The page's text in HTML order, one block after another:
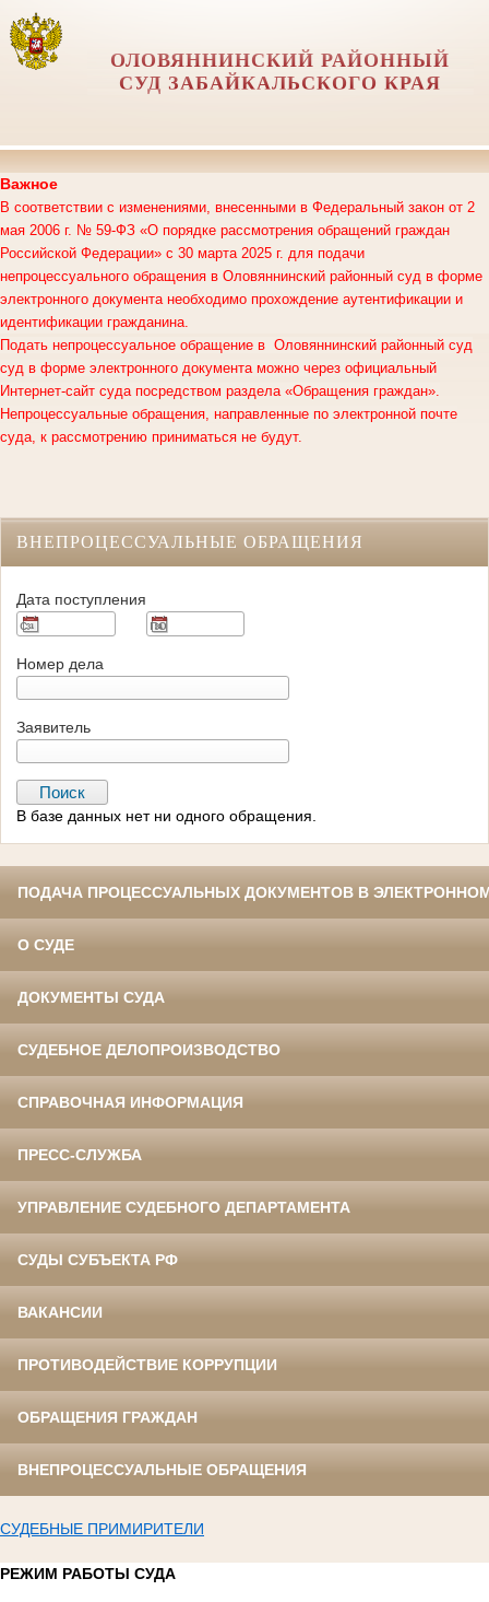
ОЛОВЯННИНСКИЙ РАЙОННЫЙ
СУД ЗАБАЙКАЛЬСКОГО КРАЯ
Важное
В соответствии с изменениями, внесенными в Федеральный закон от 2
мая 2006 г. № 59-ФЗ «О порядке рассмотрения обращений граждан
Российской Федерации» с 30 марта 2025 г. для подачи
непроцессуального обращения в Оловяннинский районный суд в форме
электронного документа необходимо прохождение аутентификации и
идентификации гражданина.
Подать непроцессуальное обращение в Оловяннинский районный суд
суд в форме электронного документа можно через официальный
Интернет-сайт суда посредством раздела «Обращения граждан».
Непроцессуальные обращения, направленные по электронной почте
суда, к рассмотрению приниматься не будут.
ВНЕПРОЦЕССУАЛЬНЫЕ ОБРАЩЕНИЯ
Дата поступления
Номер дела
Заявитель
В базе данных нет ни одного обращения.
ПОДАЧА ПРОЦЕССУАЛЬНЫХ ДОКУМЕНТОВ В
О СУДЕ
ДОКУМЕНТЫ СУДА
СУДЕБНОЕ ДЕЛОПРОИЗВОДСТВО
СПРАВОЧНАЯ ИНФОРМАЦИЯ
ПРЕСС-СЛУЖБА
УПРАВЛЕНИЕ СУДЕБНОГО ДЕПАРТАМЕНТА
СУДЫ СУБЪЕКТА РФ
ВАКАНСИИ
ПРОТИВОДЕЙСТВИЕ КОРРУПЦИИ
ОБРАЩЕНИЯ ГРАЖДАН
ВНЕПРОЦЕССУАЛЬНЫЕ ОБРАЩЕНИЯ
СУДЕБНЫЕ ПРИМИРИТЕЛИ
РЕЖИМ РАБОТЫ СУДА